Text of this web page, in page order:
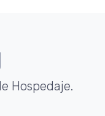
Hospedaje.